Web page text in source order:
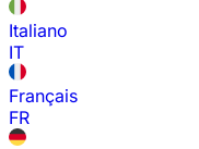
Italiano
IT
Français
FR